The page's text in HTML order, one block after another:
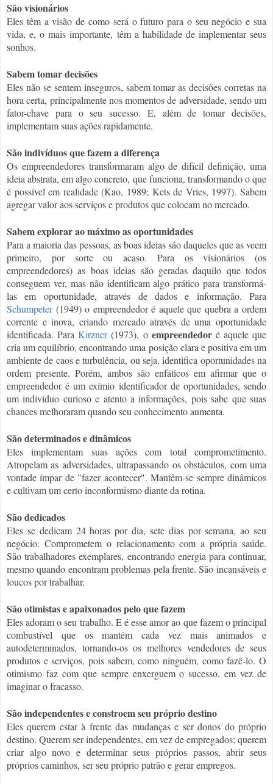
São visionários
Eles têm a visão de como será o futuro para o seu negócio e sua
vida, e, o mais importante, têm a habilidade de implementar seus
sonhos.
Sabem tomar decisões
Eles não se sentem inseguros, sabem tomar as decisões corretas na
hora certa, principalmente nos momentos de adversidade, sendo um
fator-chave para o seu sucesso. E, além de tomar decisões,
implementam suas ações rapidamente.
São indivíduos que fazem a diferença
Os empreendedores transformaram algo de difícil definição, uma
ideia abstrata, em algo concreto, que funciona, transformando o que
é possível em realidade (Kao, 1989; Kets de Vries, 1997). Sabem
agregar valor aos serviços e produtos que colocam no mercado.
Sabem explorar ao máximo as oportunidades
Para a maioria das pessoas, as boas ideias são daqueles que as veem
primeiro, por sorte ou acaso. Para os visionários (os
empreendedores) as boas ideias são geradas daquilo que todos
conseguem ver, mas não identificam algo prático para transformá-
las em oportunidade, através de dados e informação. Para
Schumpeter(1949) o empreendedor é aquele que quebra a ordem
corrente e inova, criando mercado através de uma oportunidade
identificada. ParaKirzner(1973), o empreendedoré aquele que
cria um equilíbrio, encontrando uma posição clara e positiva em um
ambiente de caos e turbulência, ou seja, identifica oportunidades na
ordem presente. Porém, ambos são enfáticos em afirmar que o
empreendedor é um exímio identificador de oportunidades, sendo
um indivíduo curioso e atento a informações, pois sabe que suas
chances melhoraram quando seu conhecimento aumenta.
São determinados e dinâmicos
Eles implementam suas ações com total comprometimento.
Atropelam as adversidades, ultrapassando os obstáculos, com uma
vontade ímpar de "fazer acontecer". Mantêm-se sempre dinâmicos
e cultivam um certo inconformismo diante da rotina.
São dedicados
Eles se dedicam 24 horas por dia, sete dias por semana, ao seu
negócio. Comprometem o relacionamento com a própria saúde.
São trabalhadores exemplares, encontrando energia para continuar,
mesmo quando encontram problemas pela frente. São incansáveis e
loucos por trabalhar.
São otimistas e apaixonados pelo que fazem
Eles adoram o seu trabalho. E é esse amor ao que fazem o principal
combustível que os mantém cada vez mais animados e
autodeterminados, tornando-os os melhores vendedores de seus
produtos e serviços, pois sabem, como ninguém, como fazê-lo. O
otimismo faz com que sempre enxerguem o sucesso, em vez de
imaginar o fracasso.
São independentes e constroem seu próprio destino
Eles querem estar à frente das mudanças e ser donos do próprio
destino. Querem ser independentes, em vez de empregados; querem
criar algo novo e determinar seus próprios passos, abrir seus
próprios caminhos, ser seu próprio patrão e gerar empregos.